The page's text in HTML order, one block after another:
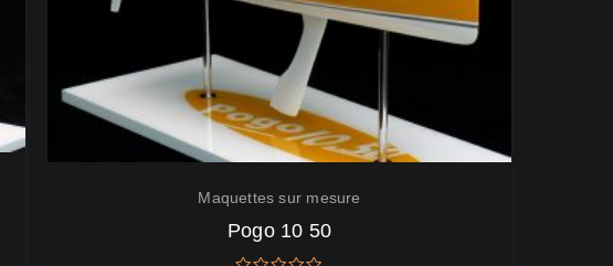
Maquettes sur mesure
Pogo 10 50